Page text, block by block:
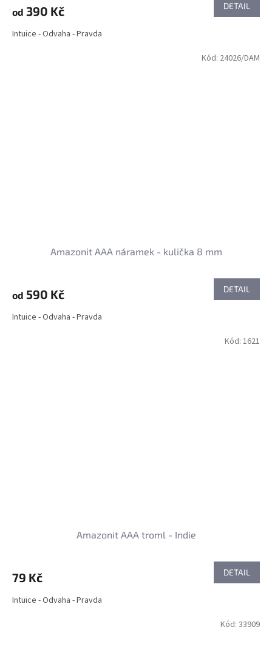
od 390 Kč DETAIL
Intuice - Odvaha - Pravda
Amazonit AAA náramek - kulička 8 mm
od 590 Kč DETAIL
Intuice - Odvaha - Pravda
Kód: 24026/DAM
Amazonit AAA troml - Indie
79 Kč DETAIL
Intuice - Odvaha - Pravda
Kód: 1621
Kód: 33909